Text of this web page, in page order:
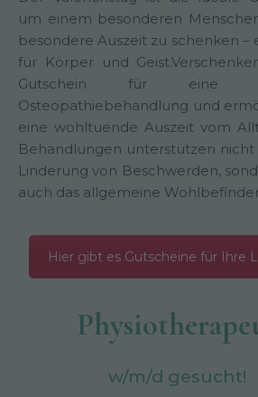
um einem besonderen
besondere Auszeit zu schenken –
für Körper und
Gutschein für eine
Osteopathiebehandlung und
eine wohltuende Auszeit vom
Behandlungen unterstützen
Linderung von Beschwerden,
auch das allgemeine
Hier gibt es Gutscheine für Ihre
w/m/d gesucht!